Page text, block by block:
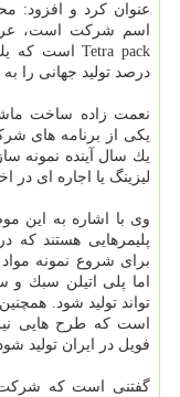
اسم شركت است،
درصد تولید جهانی را
نعمت زاده ساخت
یكی از برنامه های
یك سال آینده نمونه
لیزینگ یا اجاره ای در
وی با اشاره به این
پلیمرهایی هستند كه
برای شروع نمونه
اما پلی اتیلن سبك و
است كه طرح هایی
فویل در ایران تولید شود.
گفتنی است كه شركت